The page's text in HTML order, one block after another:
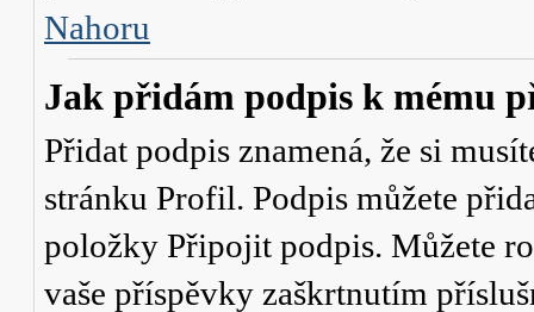
Nahoru
Jak přidám podpis k mému
Přidat podpis znamená, že si
stránku Profil. Podpis můžete
položky Připojit podpis. Můžete
vaše příspěvky zaškrtnutím